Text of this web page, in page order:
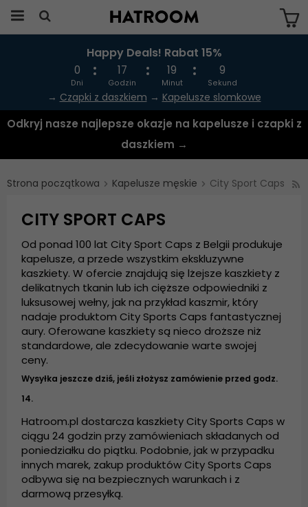
Produkten har blivit tillagd i varukorgen
Happy Deals! Rabat 15%
0
Dni
17
Godzin
19
Minut
8
Sekund
→ Czapki z daszkiem → Kapelusze slomkowe
Odkryj nasze najlepsze okazje na kapelusze i czapki z
daszkiem →
Strona początkowa Kapelusze męskie City Sport Caps
CITY SPORT CAPS
Od ponad 100 lat City Sport Caps z Belgii produkuje
kapelusze, a przede wszystkim ekskluzywne
kaszkiety. W ofercie znajdują się lżejsze kaszkiety z
delikatnych tkanin lub ich cięższe odpowiedniki z
luksusowej wełny, jak na przykład kaszmir, który
nadaje produktom City Sports Caps fantastycznej
aury. Oferowane kaszkiety są nieco droższe niż
standardowe, ale zdecydowanie warte swojej
ceny.
Wysyłka jeszcze dziś, jeśli złożysz zamówienie przed godz.
14.
Hatroom.pl dostarcza kaszkiety City Sports Caps w
ciągu 24 godzin przy zamówieniach składanych od
poniedziałku do piątku. Podobnie, jak w przypadku
innych marek, zakup produktów City Sports Caps
odbywa się na bezpiecznych warunkach i z
darmową przesyłką.